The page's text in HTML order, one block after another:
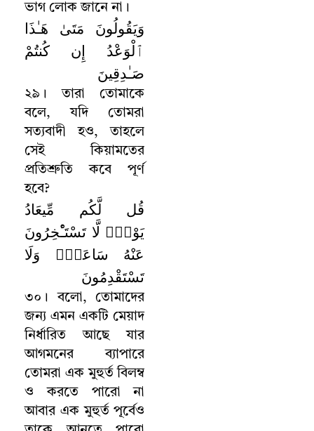
ভাগ লোক জানে না ।
وَيَقُولُونَ مَتَىٰ هَـٰذَا
ٱلْوَعْدُ إِن كُنتُمْ
صَـٰدِقِينَ
২৯ ।
তারা তোমাকে
বলে,যদি তোমরা
সত্যবাদী হও,তাহলে
সেই কিয়ামতের
প্রতিশ্রুতি কবে পূর্ণ
হবে?
قُل لَّكُم مِّيعَادُ
يَوْمٍۢ لَّا تَسْتَـْٔخِرُونَ
عَنْهُ سَاعَةًۭ وَلَا
تَسْتَقْدِمُونَ
৩০ । বলো,তোমাদের
জন্য এমন একটি মেয়াদ
নির্ধারিত আছে যার
আগমনের ব্যাপারে
তোমরা এক মুহুর্ত বিলম্ব
ও করতে পারো না
আবার এক মুহুর্ত পূর্বেও